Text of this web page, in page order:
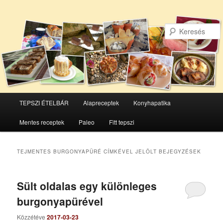
Tovább
az
Tovább
a
TEPSZI ÉTELBÁR Alapreceptek Konyhapatika
Mentes receptek Paleo Fitt tepszi
TEJMENTES BURGONYAPÜRÉ CÍMKÉVEL JELÖLT BEJEGYZÉSEK
Sült oldalas egy különleges
burgonyapürével
Közzétéve2017-03-23